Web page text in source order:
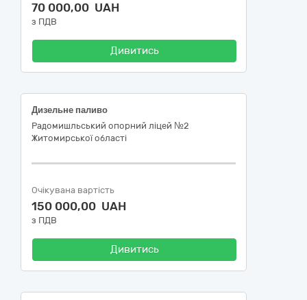
70 000,00 UAH
з ПДВ
Дивитись
Дизельне паливо
Радомишльський опорний ліцей №2
Житомирської області
Очікувана вартість
150 000,00 UAH
з ПДВ
Дивитись